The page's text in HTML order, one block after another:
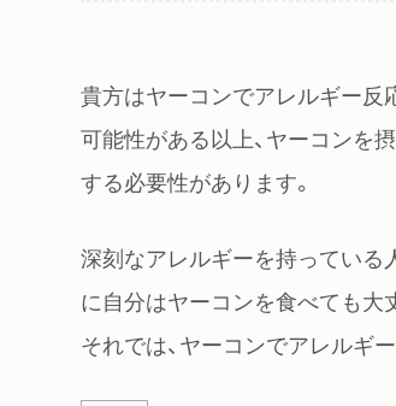
貴方はヤーコンでアレルギー反
可能性がある以上、ヤーコンを
する必要性があります。
深刻なアレルギーを持っている
に自分はヤーコンを食べても大
それでは、ヤーコンでアレルギ